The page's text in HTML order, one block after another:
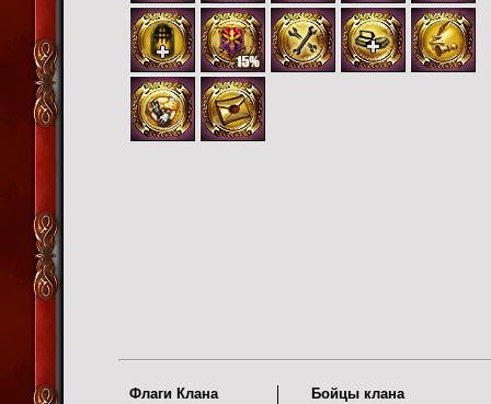
Флаги Клана Бойцы клана